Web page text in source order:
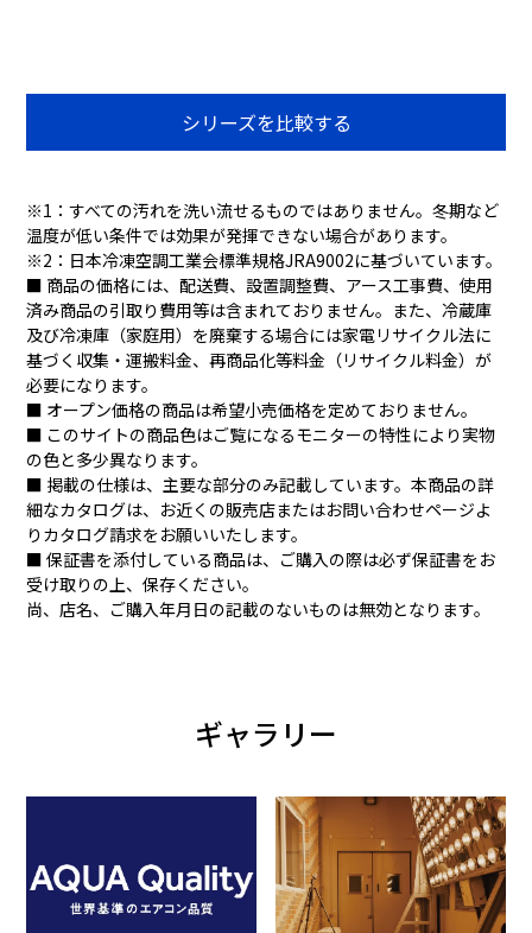
シリーズを比較する
※1：すべての汚れを洗い流せるものではありません。冬期など
温度が低い条件では効果が発揮できない場合があります。
※2：日本冷凍空調工業会標準規格JRA9002に基づいています。
■ 商品の価格には、配送費、設置調整費、アース工事費、使用
済み商品の引取り費用等は含まれておりません。また、冷蔵庫
及び冷凍庫（家庭用）を廃棄する場合には家電リサイクル法に
基づく収集・運搬料金、再商品化等料金（リサイクル料金）が
必要になります。
■ オープン価格の商品は希望小売価格を定めておりません。
■ このサイトの商品色はご覧になるモニターの特性により実物
の色と多少異なります。
■ 掲載の仕様は、主要な部分のみ記載しています。本商品の詳
細なカタログは、お近くの販売店またはお問い合わせページよ
りカタログ請求をお願いいたします。
■ 保証書を添付している商品は、ご購入の際は必ず保証書をお
受け取りの上、保存ください。
尚、店名、ご購入年月日の記載のないものは無効となります。
ギャラリー